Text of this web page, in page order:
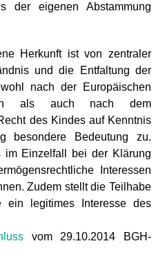
der eigenen Abstammung
Herkunft ist von zentraler
und die Entfaltung der
nach der Europäischen
als auch nach dem
des Kindes auf Kenntnis
besondere Bedeutung zu.
im Einzelfall bei der Klärung
Interessen
Zudem stellt die Teilhabe
ein legitimes Interesse des
vom 29.10.2014 BGH-